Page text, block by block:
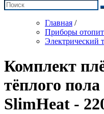
Главная /
Приборы
Электрический
Комплект
тёплого
SlimHeat -